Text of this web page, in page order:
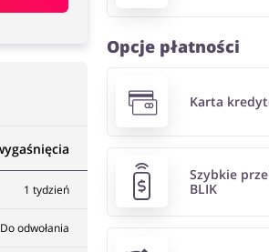
1 tydzień
Do odwołania
Opcje płatności
Karta
Szybkie
BLIK